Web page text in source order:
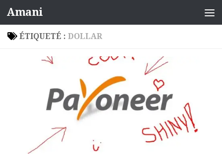
Skip to content
Amani
ÉTIQUETÉ : DOLLAR